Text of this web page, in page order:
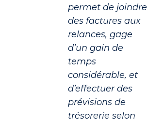
permet de joindre
des factures aux
relances, gage
d’un gain de
temps
considérable, et
d’effectuer des
prévisions de
trésorerie selon